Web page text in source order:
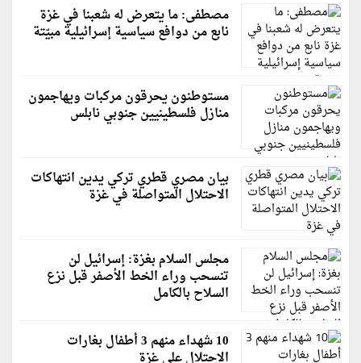
مصطفى: ما يتعرض له شعبنا في غزة
نابع من دوافع سياسية إسرائيلية مبيّتة
مستوطنون يحرقون مركبات ويهاجمون
منازل فلسطينيين جنوبي نابلس
بيان مصري قطري تركي يدين انتهاكات
الاحتلال المتواصلة في غزة
مجلس السلام بغزة: إسرائيل لن
تنسحب وراء الخط الأصفر قبل نزع
السلاح بالكامل
10 شهداء منهم 3 أطفال بغارات